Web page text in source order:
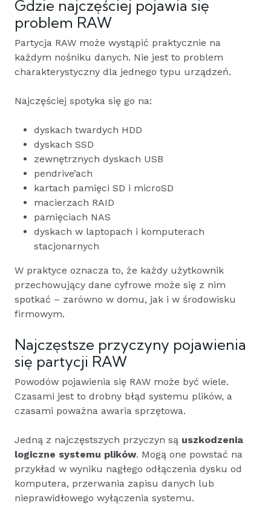
Gdzie najczęściej pojawia się
problem RAW
Partycja RAW może wystąpić praktycznie na
każdym nośniku danych. Nie jest to problem
charakterystyczny dla jednego typu urządzeń.
Najczęściej spotyka się go na:
dyskach twardych HDD
dyskach SSD
zewnętrznych dyskach USB
pendrive’ach
kartach pamięci SD i microSD
macierzach RAID
pamięciach NAS
dyskach w laptopach i komputerach
stacjonarnych
W praktyce oznacza to, że każdy użytkownik
przechowujący dane cyfrowe może się z nim
spotkać – zarówno w domu, jak i w środowisku
firmowym.
Najczęstsze przyczyny pojawienia
się partycji RAW
Powodów pojawienia się RAW może być wiele.
Czasami jest to drobny błąd systemu plików, a
czasami poważna awaria sprzętowa.
Jedną z najczęstszych przyczyn są uszkodzenia
logiczne systemu plików. Mogą one powstać na
przykład w wyniku nagłego odłączenia dysku od
komputera, przerwania zapisu danych lub
nieprawidłowego wyłączenia systemu.